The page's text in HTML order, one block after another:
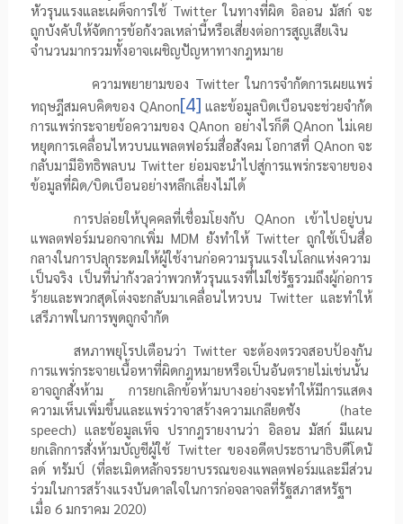
หัวรุนแรงและเผด็จการใช้ Twitterในทางที่ผิด อิลอน มัสก์ จะ
ถูกบังคับให้จัดการข้อกังวลเหล่านี้หรือเสี่ยงต่อการสูญเสียเงิน
จำนวนมากรวมทั้งอาจเผชิญปัญหาทางกฎหมาย
ความพยายามของ Twitterในการจำกัดการเผยแพร่
ทฤษฎีสมคบคิดของ QAnon[4] และข้อมูลบิดเบือนจะช่วยจำกัด
การแพร่กระจายข้อความของ QAnon อย่างไรก็ดีQAnonไม่เคย
หยุดการเคลื่อนไหวบนแพลตฟอร์มสื่อสังคม โอกาสที่ QAnonจะ
กลับมามีอิทธิพลบน Twitterย่อมจะนำไปสู่การแพร่กระจายของ
ข้อมูลที่ผิด/บิดเบือนอย่างหลีกเลี่ยงไม่ได้
การปล่อยให้บุคคลที่เชื่อมโยงกับ QAnonเข้าไปอยู่บน
แพลตฟอร์มนอกจากเพิ่ม MDM ยังทำให้ Twitterถูกใช้เป็นสื่อ
กลางในการปลุกระดมให้ผู้ใช้งานก่อความรุนแรงในโลกแห่งความ
เป็นจริง เป็นที่น่ากังวลว่าพวกหัวรุนแรงที่ไม่ใช่รัฐรวมถึงผู้ก่อการ
ร้ายและพวกสุดโต่งจะกลับมาเคลื่อนไหวบน Twitterและทำให้
เสรีภาพในการพูดถูกจำกัด
สหภาพยุโรปเตือนว่า Twitterจะต้องตรวจสอบป้องกัน
การแพร่กระจายเนื้อหาที่ผิดกฎหมายหรือเป็นอันตรายไม่เช่นนั้น
อาจถูกสั่งห้าม การยกเลิกข้อห้ามบางอย่างจะทำให้มีการแสดง
ความเห็นเพิ่มขึ้นและแพร่วาจาสร้างความเกลียดชัง (hate
speech) และข้อมูลเท็จ ปรากฎรายงานว่า อิลอน มัสก์ มีแผน
ยกเลิกการสั่งห้ามบัญชีผู้ใช้ Twitterของอดีตประธานาธิบดีโดนั
ลด์ ทรัมป์ (ที่ละเมิดหลักจรรยาบรรณของแพลตฟอร์มและมีส่วน
ร่วมในการสร้างแรงบันดาลใจในการก่อจลาจลที่รัฐสภาสหรัฐฯ
เมื่อ 6มกราคม 2020)